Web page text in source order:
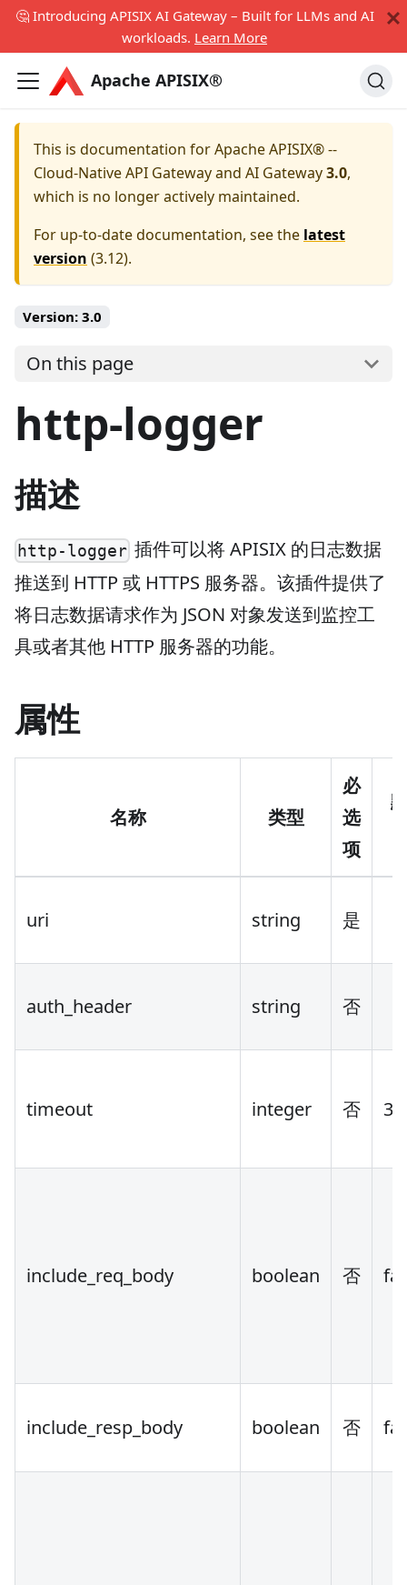
🤔 Introducing APISIX AI Gateway – Built for LLMs and AI
workloads. Learn More
Apache APISIX®
This is documentation forApache APISIX® --
Cloud-Native API Gateway and AI Gateway3.0,
which is no longer actively maintained.
For up-to-date documentation, see the latest
version (3.12).
Version: 3.0
On this page
http-logger
描述
http-logger 插件可以将 APISIX 的日志数据
推送到 HTTP 或 HTTPS 服务器。该插件提供了
将日志数据请求作为 JSON 对象发送到监控工
具或者其他 HTTP 服务器的功能。
属性
名称 类型
必
选
项
uri string 是
auth_header string 否
timeout integer 否 3
include_req_body boolean 否
include_resp_body boolean 否